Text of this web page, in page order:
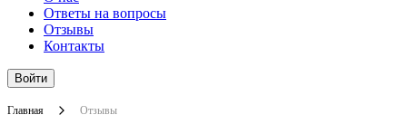
Ответы на вопросы
Отзывы
Контакты
Войти
Главная Отзывы